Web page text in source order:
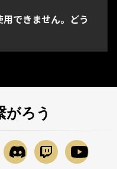
できません。どう
合は、 Warframeサポ
がろう